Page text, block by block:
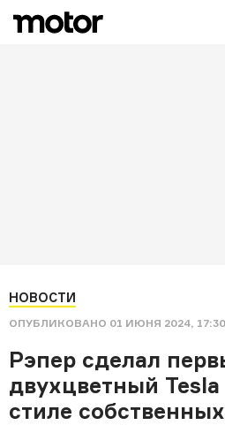
НОВОСТИ
ОПУБЛИКОВАНО 01 ИЮНЯ 2024, 17:30
Рэпер сделал
двухцветный
стиле